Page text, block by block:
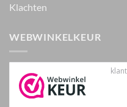
Klachten
WEBWINKELKEUR